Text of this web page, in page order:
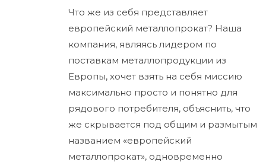
Что же из себя представляет
европейский металлопрокат? Наша
компания, являясь лидером по
поставкам металлопродукции из
Европы, хочет взять на себя миссию
максимально просто и понятно для
рядового потребителя, объяснить, что
же скрывается под общим и размытым
названием «европейский
металлопрокат», одновременно